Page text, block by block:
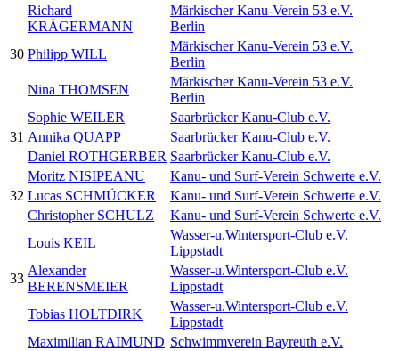
30
Richard
KRÄGERMANN
Märkischer Kanu-Verein 53 e.V.
Berlin
Philipp WILL
Märkischer Kanu-Verein 53 e.V.
Berlin
Nina THOMSEN
Märkischer Kanu-Verein 53 e.V.
Berlin
31
Sophie WEILER
Saarbrücker Kanu-Club e.V.
Annika QUAPP
Saarbrücker Kanu-Club e.V.
Daniel ROTHGERBER Saarbrücker Kanu-Club e.V.
32
Moritz NISIPEANU
Kanu- und Surf-Verein Schwerte e.V.
Lucas SCHMÜCKER
Kanu- und Surf-Verein Schwerte e.V.
Christopher SCHULZ
Kanu- und Surf-Verein Schwerte e.V.
33
Louis KEIL
Wasser-u.Wintersport-Club e.V.
Lippstadt
Alexander
BERENSMEIER
Wasser-u.Wintersport-Club e.V.
Lippstadt
Tobias HOLTDIRK
Wasser-u.Wintersport-Club e.V.
Lippstadt
Maximilian RAIMUND Schwimmverein Bayreuth e.V.